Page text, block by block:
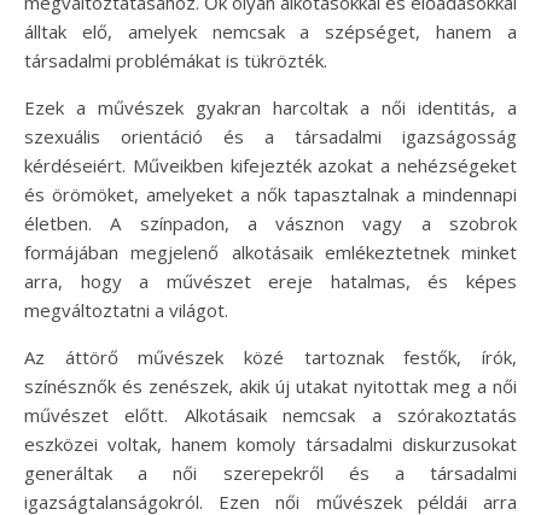
álltak elő, amelyek nemcsak a szépséget, hanem a
társadalmi problémákat is tükrözték.
Ezek a művészek gyakran harcoltak a női identitás, a
szexuális orientáció és a társadalmi igazságosság
kérdéseiért. Műveikben kifejezték azokat a nehézségeket
és örömöket, amelyeket a nők tapasztalnak a mindennapi
életben. A színpadon, a vásznon vagy a szobrok
formájában megjelenő alkotásaik emlékeztetnek minket
arra, hogy a művészet ereje hatalmas, és képes
megváltoztatni a világot.
Az áttörő művészek közé tartoznak festők, írók,
színésznők és zenészek, akik új utakat nyitottak meg a női
művészet előtt. Alkotásaik nemcsak a szórakoztatás
eszközei voltak, hanem komoly társadalmi diskurzusokat
generáltak a női szerepekről és a társadalmi
igazságtalanságokról. Ezen női művészek példái arra